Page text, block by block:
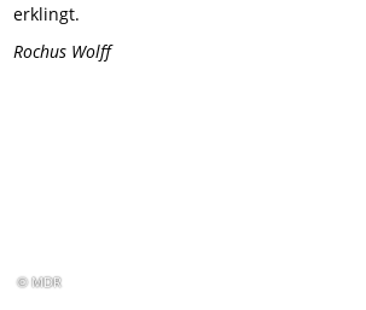
erklingt.
Rochus Wolff
© MDR